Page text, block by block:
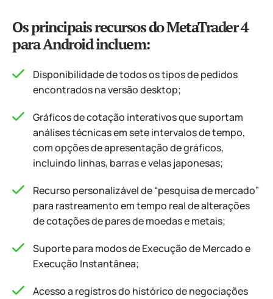
Os principais recursos do MetaTrader 4
para Android incluem:
Disponibilidade de todos os tipos de pedidos
encontrados na versão desktop;
Gráficos de cotação interativos que suportam
análises técnicas em sete intervalos de tempo,
com opções de apresentação de gráficos,
incluindo linhas, barras e velas japonesas;
Recurso personalizável de “pesquisa de mercado”
para rastreamento em tempo real de alterações
de cotações de pares de moedas e metais;
Suporte para modos de Execução de Mercado e
Execução Instantânea;
Acesso a registros do histórico de negociações